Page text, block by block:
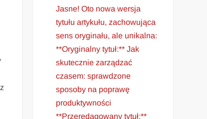
Jasne! Oto nowa wersja
tytułu artykułu, zachowująca
sens oryginału, ale unikalna:
**Oryginalny tytuł:** Jak
skutecznie zarządzać
czasem: sprawdzone
sposoby na poprawę
produktywności
**Przeredagowany tytuł:**